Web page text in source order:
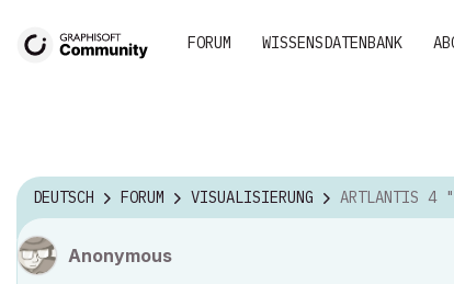
FORUM WISSENSDATENBANK
DEUTSCH FORUM VISUALISIERUNG ARTLANTIS 4
Anonymous